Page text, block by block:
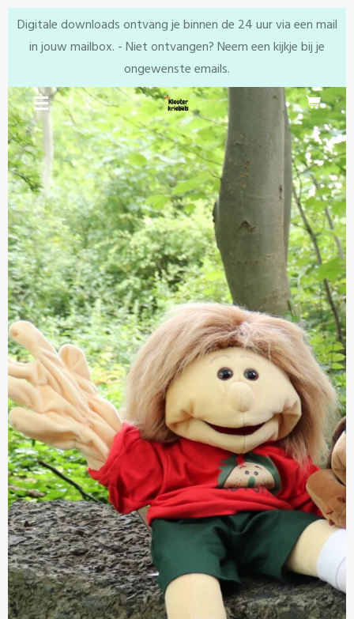
Ga
direct
de
hoofdinhoud
Digitale downloads ontvang je binnen de 24 uur via een mail
in jouw mailbox. - Niet ontvangen? Neem een kijkje bij je
ongewenste emails.